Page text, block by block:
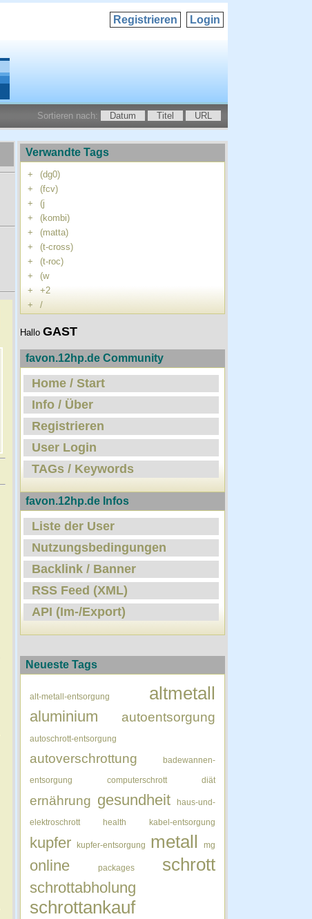
Login
Registrieren
Sortieren nach: Datum Titel URL
Verwandte Tags
+
(dg0)
+
(fcv)
+
(j
+
(kombi)
+
(matta)
+
(t-cross)
+
(t-roc)
+
(w
+
+2
+
/
Hallo GAST
favon.12hp.de Community
Home / Start
Info / Über
Registrieren
User Login
TAGs / Keywords
favon.12hp.de Infos
Liste der User
Nutzungsbedingungen
Backlink / Banner
RSS Feed (XML)
API (Im-/Export)
Neueste Tags
alt-metall-entsorgung altmetall
aluminium autoentsorgung
autoschrott-entsorgung
autoverschrottung badewannen-
entsorgung computerschrott diät
ernährung gesundheit haus-und-
elektroschrott health kabel-entsorgung
kupfer kupfer-entsorgung metall mg
online packages schrott
schrottabholung
schrottankauf